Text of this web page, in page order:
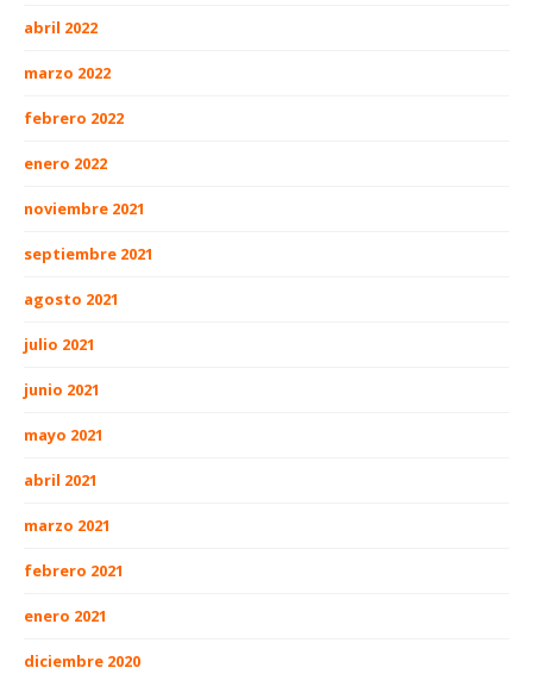
abril 2022
marzo 2022
febrero 2022
enero 2022
noviembre 2021
septiembre 2021
agosto 2021
julio 2021
junio 2021
mayo 2021
abril 2021
marzo 2021
febrero 2021
enero 2021
diciembre 2020